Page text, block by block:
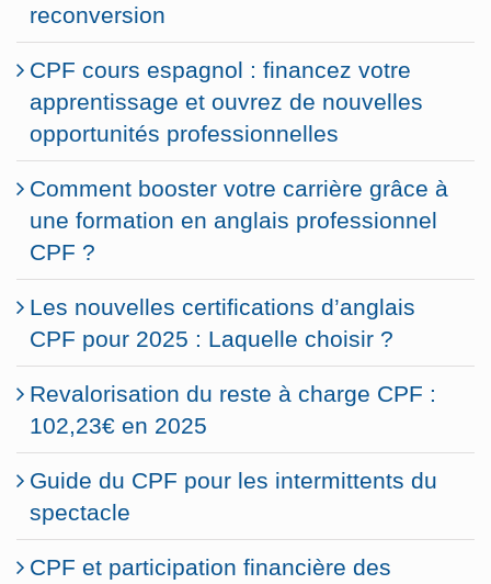
reconversion
CPF cours espagnol : financez votre
apprentissage et ouvrez de nouvelles
opportunités professionnelles
Comment booster votre carrière grâce à
une formation en anglais professionnel
CPF ?
Les nouvelles certifications d’anglais
CPF pour 2025 : Laquelle choisir ?
Revalorisation du reste à charge CPF :
102,23€ en 2025
Guide du CPF pour les intermittents du
spectacle
CPF et participation financière des